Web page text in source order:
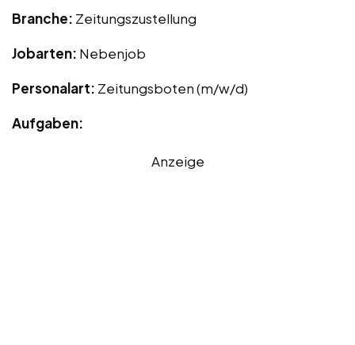
Branche: Zeitungszustellung
Jobarten: Nebenjob
Personalart: Zeitungsboten (m/w/d)
Aufgaben:
Anzeige